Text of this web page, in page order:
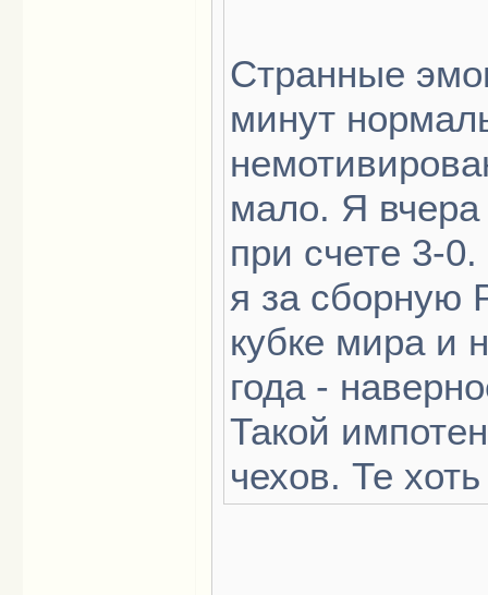
Странные
минут
мало. Я вчера
при счете 3-
я за сборную
кубке мира и
года -
Такой
чехов. Те